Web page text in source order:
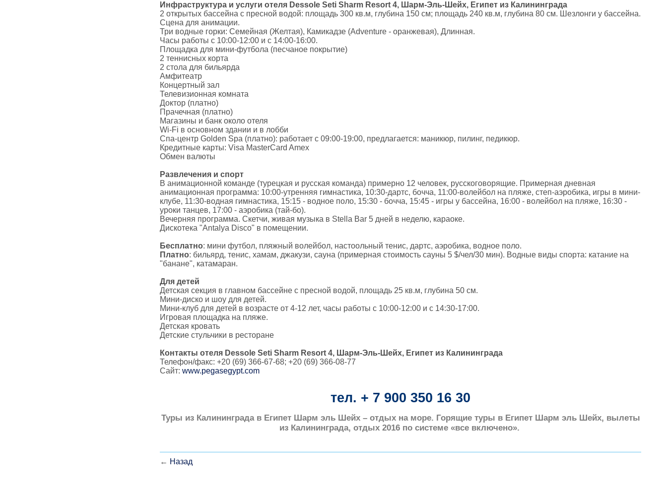
Инфраструктура и услуги отеля Dessole Seti Sharm Resort 4, Шарм-Эль-Шейх, Египет из Калининграда
2 открытых бассейна с пресной водой: площадь 300 кв.м, глубина 150 см; площадь 240 кв.м, глубина 80 см. Шезлонги у бассейна.
Сцена для анимации.
Три водные горки: Семейная (Желтая), Камикадзе (Adventure - оранжевая), Длинная.
Часы работы с 10:00-12:00 и с 14:00-16:00.
Площадка для мини-футбола (песчаное покрытие)
2 теннисных корта
2 стола для бильярда
Амфитеатр
Концертный зал
Телевизионная комната
Доктор (платно)
Прачечная (платно)
Магазины и банк около отеля
Wi-Fi в основном здании и в лобби
Спа-центр Golden Spa (платно): работает с 09:00-19:00, предлагается: маникюр, пилинг, педикюр.
Кредитные карты: Visa MasterCard Amex
Обмен валюты
Развлечения и спорт
В анимационной команде (турецкая и русская команда) примерно 12 человек, русскоговорящие. Примерная дневная
анимационная программа: 10:00-утренняя гимнастика, 10:30-дартс, бочча, 11:00-волейбол на пляже, степ-аэробика, игры в мини-
клубе, 11:30-водная гимнастика, 15:15 - водное поло, 15:30 - бочча, 15:45 - игры у бассейна, 16:00 - волейбол на пляже, 16:30 -
уроки танцев, 17:00 - аэробика (тай-бо).
Вечерняя программа. Скетчи, живая музыка в Stella Bar 5 дней в неделю, караоке.
Дискотека "Antalya Disco" в помещении.
Бесплатно: мини футбол, пляжный волейбол, настоольный тенис, дартс, аэробика, водное поло.
Платно: бильярд, тенис, хамам, джакузи, сауна (примерная стоимость сауны 5 $/чел/30 мин). Водные виды спорта: катание на
"банане", катамаран.
Для детей
Детская секция в главном бассейне с пресной водой, площадь 25 кв.м, глубина 50 см.
Мини-диско и шоу для детей.
Мини-клуб для детей в возрасте от 4-12 лет, часы работы с 10:00-12:00 и с 14:30-17:00.
Игровая площадка на пляже.
Детская кровать
Детские стульчики в ресторане
Контакты отеля Dessole Seti Sharm Resort 4, Шарм-Эль-Шейх, Египет из Калининграда
Телефон/факс: +20 (69) 366-67-68; +20 (69) 366-08-77
Сайт: www.pegasegypt.com
тел. + 7 900 350 16 30
Туры из Калининграда в Египет Шарм эль Шейх – отдых на море. Горящие туры в Египет Шарм эль Шейх, вылеты
из Калининграда, отдых 2016 по системе «все включено».
← Назад